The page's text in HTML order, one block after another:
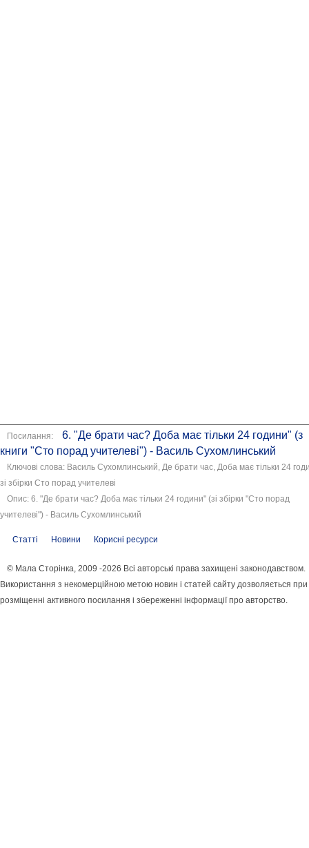
Посилання:
6. "Де брати час? Доба має тільки 24 години" (з
книги "Сто порад учителеві") - Василь Сухомлинський
Ключові слова: Василь Сухомлинський, Де брати час, Доба має тільки 24
зі збірки Сто порад учителеві
Опис: 6. "Де брати час? Доба має тільки 24 години" (зі збірки "Сто порад
учителеві") - Василь Сухомлинський
Статті Новини Корисні ресурси
© Мала Сторінка, 2009 -2026 Всі авторські права захищені законодавством.
Використання з некомерційною метою новин і статей сайту дозволяється при
розміщенні активного посилання і збереженні інформації про авторство.